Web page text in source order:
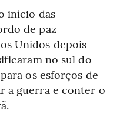
início das
de paz
Unidos depois
no sul do
os esforços de
a guerra e conter o